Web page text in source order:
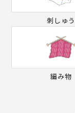
刺しゅう
編み物